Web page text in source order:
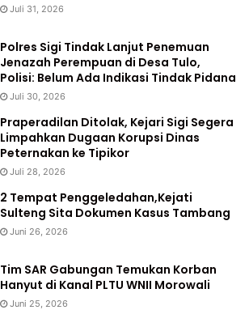
Juli 31, 2026
Polres Sigi Tindak Lanjut Penemuan
Jenazah Perempuan di Desa Tulo,
Polisi: Belum Ada Indikasi Tindak Pidana
Juli 30, 2026
Praperadilan Ditolak, Kejari Sigi Segera
Limpahkan Dugaan Korupsi Dinas
Peternakan ke Tipikor
Juli 28, 2026
2 Tempat Penggeledahan,Kejati
Sulteng Sita Dokumen Kasus Tambang
Juni 26, 2026
Tim SAR Gabungan Temukan Korban
Hanyut di Kanal PLTU WNII Morowali
Juni 25, 2026